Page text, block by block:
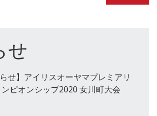
せ
せ】アイリスオーヤマプレミアリ
ピオンシップ2020 女川町大会